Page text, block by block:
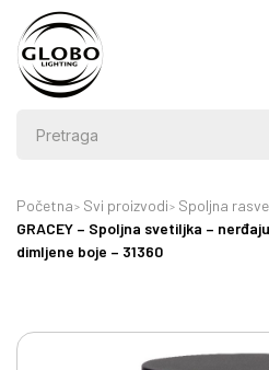
Početna Svi proizvodi
Spoljna
GRACEY – Spoljna svetiljka –
dimljene boje – 31360